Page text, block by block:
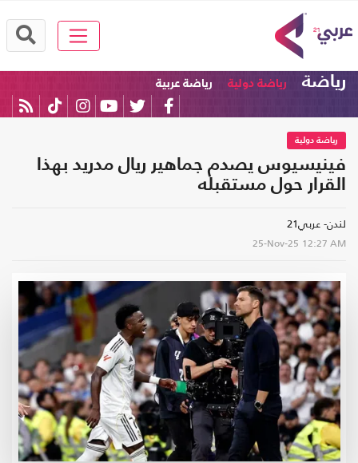
رياضة رياضة دولية رياضة عربية
رياضة دولية
فينيسيوس يصدم جماهير ريال مدريد بهذا
القرار حول مستقبله
لندن- عربي21
25-Nov-25 12:27 AM